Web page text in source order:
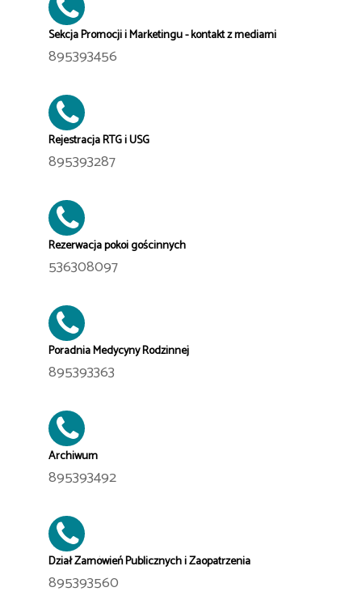
Sekcja Promocji i Marketingu - kontakt z mediami
895393456
Rejestracja RTG i USG
895393287
Rezerwacja pokoi gościnnych
536308097
Poradnia Medycyny Rodzinnej
895393363
Archiwum
895393492
Dział Zamówień Publicznych i Zaopatrzenia
895393560